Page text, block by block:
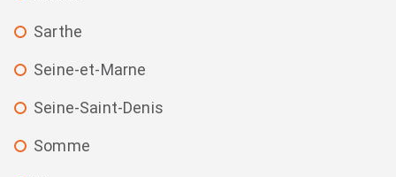
Sarthe
Seine-et-Marne
Seine-Saint-Denis
Somme